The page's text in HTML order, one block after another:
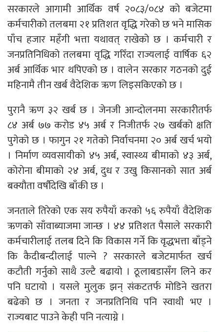
सरकारले आगामी आर्थिक वर्ष २०८३/०८४ को बजेटमा
कर्मचारीको तलबमा २१ प्रतिशत वृद्धि गरेको छ भने मासिक
पाँच हजार महँगी भत्ता यथावत् राखेको छ । कर्मचारी र
जनप्रतिनिधिको तलबमा वृद्धि गरिँदा राज्यलाई वार्षिक ६२
अर्ब आर्थिक भार थपिएको छ । वालेन सरकार गठनको दुई
महिनामै तीन खर्ब वैदेशिक ऋण लिइसकिएको छ ।
पुरानै ऋण ३२ खर्ब छ । जेनजी आन्दोलनमा सरकारीतर्फ
८४ अर्ब ७७ करोड ४५ अर्ब र निजीतर्फ २७ खर्बको क्षति
पुगेको छ । फागुन २१ गतेको निर्वाचनमा २० अर्ब खर्च भयो
। निर्माण व्यवसायीको ४५ अर्ब, स्वास्थ्य बीमाको ४३ अर्ब,
कोरोना बीमाको २४ अर्ब, दुध र उखु किसानको सात अर्ब
बक्यौता वर्षौदेखि बाँकी छ ।
जनताले तिरेको एक सय रुपैयाँ करको ५६ रुपैयाँ वैदेशिक
ऋणको साँवाब्याजमा जान्छ । ४४ प्रतिशत पैसाले सरकारी
कर्मचारीलाई तलब दिने कि विकास गर्ने कि वृद्धभत्ता बाँड्ने
कि कैदीबन्दीलाई पाल्ने ? सरकारले बजेटमार्फत खर्च
कटौती गर्नुको साथै उल्टै बढायो । ठूलाबडासँग लिने कर
पनि घटायो । यसले मुलुक झन् संकटतर्फ मोडिने खतरा
बढेको छ । जनता र जनप्रतिनिधि पनि स्वाथी भए ।
राज्यबाट पाउने केही पनि नत्याग्ने ।